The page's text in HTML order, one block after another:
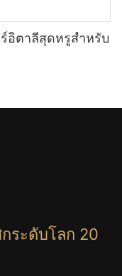
ร์อิตาลีสุดหรูสำหรับ
ระดับโลก 20